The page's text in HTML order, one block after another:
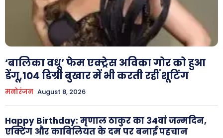
‘बालिका वधू’ फेम एक्ट्रेस अविका गोर को हुआ
डेंगू,104 डिग्री बुखार में भी करती रहीं शूटिंग
मनोरंजन August 8, 2026
Happy Birthday: मृणाल ठाकुर का 34वां जन्मदिन,
एक्टिंग और काबिलियत के दम पर बनाई पहचान